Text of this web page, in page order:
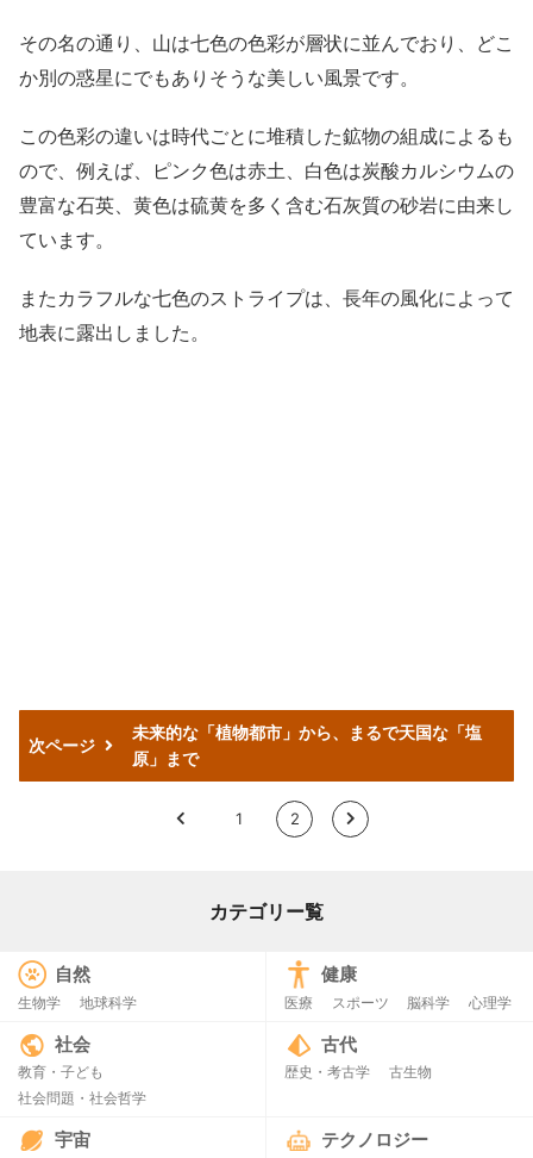
その名の通り、山は七色の色彩が層状に並んでおり、どこ
か別の惑星にでもありそうな美しい風景です。
この色彩の違いは時代ごとに堆積した鉱物の組成によるも
ので、例えば、ピンク色は赤土、白色は炭酸カルシウムの
豊富な石英、黄色は硫黄を多く含む石灰質の砂岩に由来し
ています。
またカラフルな七色のストライプは、長年の風化によって
地表に露出しました。
次ページ
未来的な「植物都市」から、まるで天国な「塩
原」まで
< 1 2 >
カテゴリー覧
自然
生物学 地球科学
健康
医療 スポーツ 脳科学 心理学
社会
教育・子ども
社会問題・社会哲学
古代
歴史・考古学 古生物
宇宙 テクノロジー